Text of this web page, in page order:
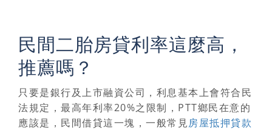
民間二胎房貸利率這麼高，
推薦嗎？
只要是銀行及上市融資公司，利息基本上會符合民
法規定，最高年利率20%之限制，PTT鄉民在意的
應該是，民間借貸這一塊，一般常見房屋抵押貸款